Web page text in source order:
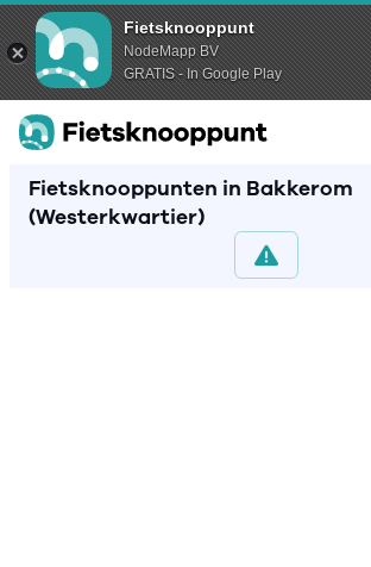
Fietsknooppunt
NodeMapp BV
GRATIS - In Google Play
Fietsknooppunten in Bakkerom
(Westerkwartier)